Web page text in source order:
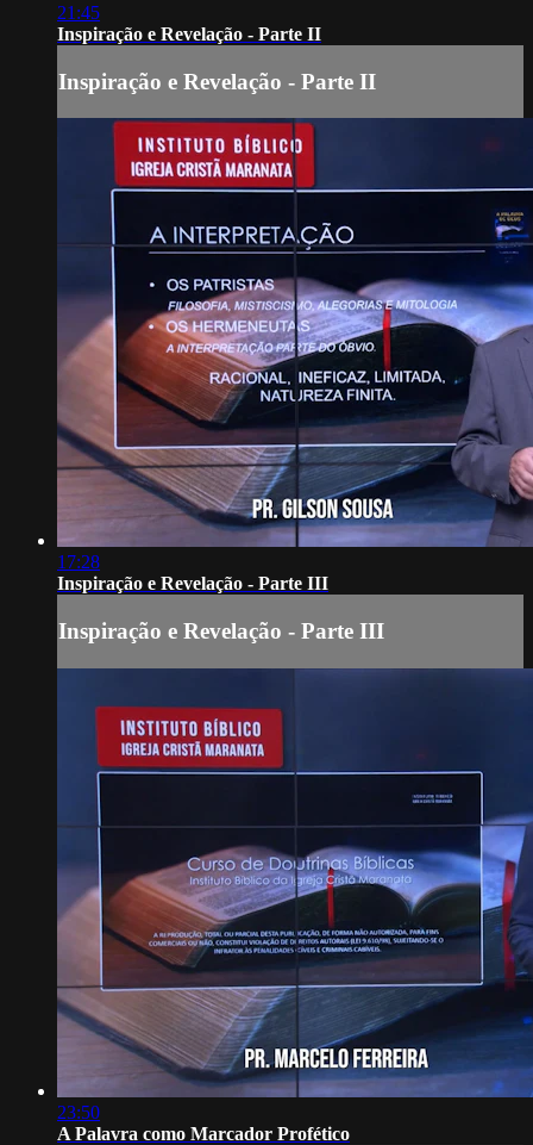
21:45
Inspiração e Revelação - Parte II
Inspiração e Revelação - Parte II
17:28
Inspiração e Revelação - Parte III
Inspiração e Revelação - Parte III
23:50
A Palavra como Marcador Profético